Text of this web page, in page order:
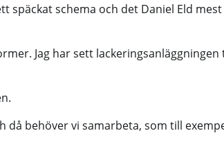
schema och det Daniel Eld
Jag har sett
behöver vi samarbeta, som till